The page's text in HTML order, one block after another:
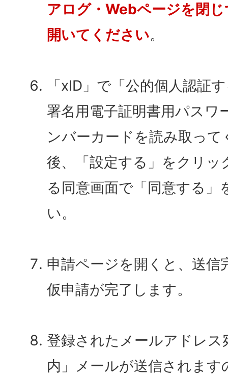
アログ・Webページを閉
開いてください。
「xID」で「公的個人認証
署名用電子証明書用パスワ
ンバーカードを読み取っ
後、「設定する」をクリッ
る同意画面で「同意する
い。
申請ページを開くと、送信
仮申請が完了します。
登録されたメールアドレス
内」メールが送信されます